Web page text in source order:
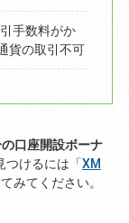
手数料がか
貨の取引不可
口座開設ボーナ
つけるには「XM
みてください。